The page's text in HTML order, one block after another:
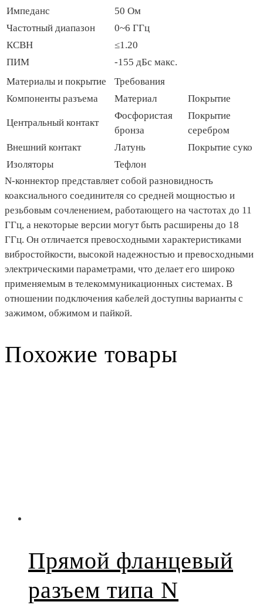
Импеданс
50 Ом
Частотный диапазон
0~6 ГГц
КСВН
≤1.20
ПИМ
-155 дБс макс.
Материалы и покрытие
Требования
Компоненты разъема
Материал Покрытие
Центральный контакт
Фосфористая
бронза
Покрытие
серебром
Внешний контакт
Латунь
Покрытие суко
Изоляторы
Тефлон
N-коннектор представляет собой разновидность
коаксиального соединителя со средней мощностью и
резьбовым сочленением, работающего на частотах до 11
ГГц, а некоторые версии могут быть расширены до 18
ГГц. Он отличается превосходными характеристиками
вибростойкости, высокой надежностью и превосходными
электрическими параметрами, что делает его широко
применяемым в телекоммуникационных системах. В
отношении подключения кабелей доступны варианты с
зажимом, обжимом и пайкой.
Похожие товары
Прямой фланцевый
разъем типа N